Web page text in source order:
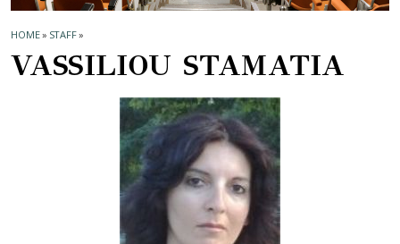
HOME» STAFF»
VASSILIOU STAMATIA